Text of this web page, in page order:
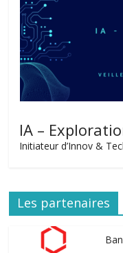
IA –
Initiateur d’Innov &
Les partenaires